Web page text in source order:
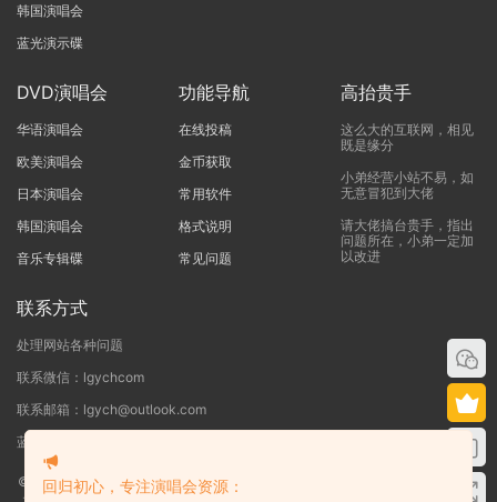
韩国演唱会
蓝光演示碟
DVD演唱会
华语演唱会
欧美演唱会
日本演唱会
韩国演唱会
音乐专辑碟
功能导航
在线投稿
金币获取
常用软件
格式说明
常见问题
高抬贵手
这么大的互联网，相见
既是缘分
小弟经营小站不易，如
无意冒犯到大佬
请大佬搞台贵手，指出
问题所在，小弟一定加
以改进
联系方式
处理网站各种问题
联系微信：lgychcom
联系邮箱：lgych@outlook.com
蓝光演唱会网 - 专注于ISO和BDMV蓝光演唱会下载服务
©2019-2026 蓝光演唱会本站资源来源于网络用户网盘投稿，本站服务器不储
回归初心，专注演唱会资源：